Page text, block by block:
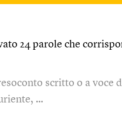
24 parole che
scritto o a
…